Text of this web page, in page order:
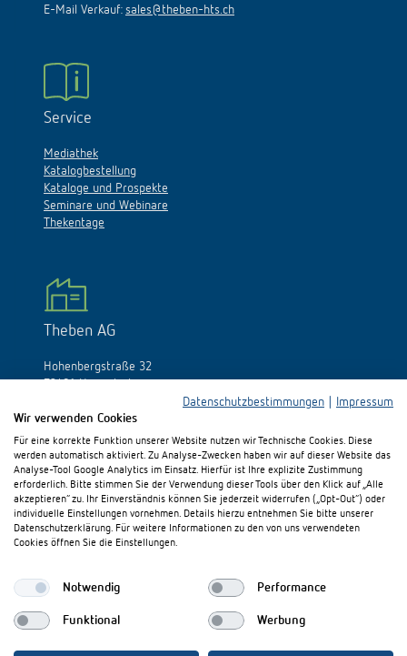
E-Mail Verkauf: sales@theben-hts.ch
Service
Mediathek
Katalogbestellung
Kataloge und Prospekte
Seminare und Webinare
Thekentage
Theben AG
Hohenbergstraße 32
72401 Haigerloch
Fax: +49 (0)74 74/692-150
E-Mail:info@theben.de
Besuchen Sie uns auf:
Datenschutzbestimmungen
Impressum
Wir verwenden Cookies
Für eine korrekte Funktion unserer Website nutzen wir Technische Cookies. Diese
werden automatisch aktiviert. Zu Analyse-Zwecken haben wir auf dieser Website das
Analyse-Tool Google Analytics im Einsatz. Hierfür ist Ihre explizite Zustimmung
erforderlich. Bitte stimmen Sie der Verwendung dieser Tools über den Klick auf „Alle
akzeptieren“ zu. Ihr Einverständnis können Sie jederzeit widerrufen („Opt-Out“) oder
individuelle Einstellungen vornehmen. Details hierzu entnehmen Sie bitte unserer
Datenschutzerklärung. Für weitere Informationen zu den von uns verwendeten
Cookies öffnen Sie die Einstellungen.
Notwendig Performance
Funktional Werbung